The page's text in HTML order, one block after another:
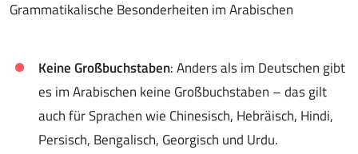
Grammatikalische Besonderheiten im Arabischen
Keine Großbuchstaben: Anders als im Deutschen gibt
es im Arabischen keine Großbuchstaben – das gilt
auch für Sprachen wie Chinesisch, Hebräisch, Hindi,
Persisch, Bengalisch, Georgisch und Urdu.